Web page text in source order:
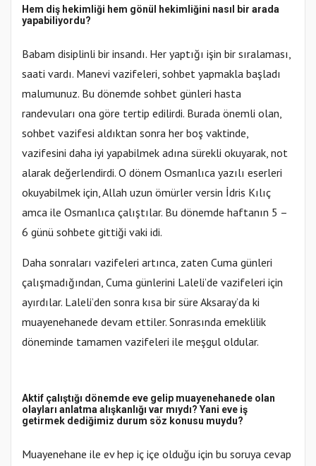
Hem diş hekimliği hem gönül hekimliğini nasıl bir arada
yapabiliyordu?
Babam disiplinli bir insandı. Her yaptığı işin bir sıralaması,
saati vardı. Manevi vazifeleri, sohbet yapmakla başladı
malumunuz. Bu dönemde sohbet günleri hasta
randevuları ona göre tertip edilirdi. Burada önemli olan,
sohbet vazifesi aldıktan sonra her boş vaktinde,
vazifesini daha iyi yapabilmek adına sürekli okuyarak, not
alarak değerlendirdi. O dönem Osmanlıca yazılı eserleri
okuyabilmek için, Allah uzun ömürler versin İdris Kılıç
amca ile Osmanlıca çalıştılar. Bu dönemde haftanın 5 –
6 günü sohbete gittiği vaki idi.
Daha sonraları vazifeleri artınca, zaten Cuma günleri
çalışmadığından, Cuma günlerini Laleli’de vazifeleri için
ayırdılar. Laleli’den sonra kısa bir süre Aksaray’da ki
muayenehanede devam ettiler. Sonrasında emeklilik
döneminde tamamen vazifeleri ile meşgul oldular.
Aktif çalıştığı dönemde eve gelip muayenehanede olan
olayları anlatma alışkanlığı var mıydı? Yani eve iş
getirmek dediğimiz durum söz konusu muydu?
Muayenehane ile ev hep iç içe olduğu için bu soruya cevap